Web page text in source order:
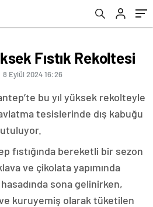
Fıstık Rekoltesi
8 Eylül 2024 16:26
bu yıl yüksek rekolteyle
tesislerinde dış kabuğu
fıstığında bereketli bir sezon
ve çikolata yapımında
hasadında sona gelinirken,
kuruyemiş olarak tüketilen